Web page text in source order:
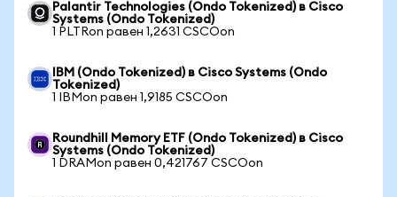
Palantir Technologies (Ondo Tokenized) в Cisco
Systems (Ondo Tokenized)
1 PLTRon равен 1,2631 CSCOon
IBM (Ondo Tokenized) в Cisco Systems (Ondo
Tokenized)
1 IBMon равен 1,9185 CSCOon
Roundhill Memory ETF (Ondo Tokenized) в Cisco
Systems (Ondo Tokenized)
1 DRAMon равен 0,421767 CSCOon